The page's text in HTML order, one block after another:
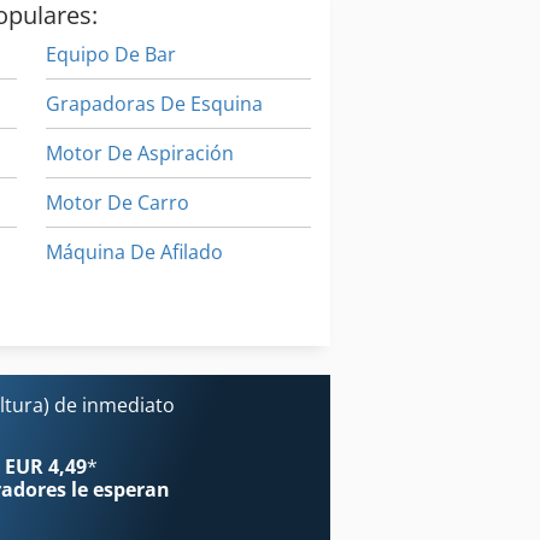
Equipo De Bar
Grapadoras De Esquina
Motor De Aspiración
Motor De Carro
Máquina De Afilado
de inmediato
4,49*
le esperan